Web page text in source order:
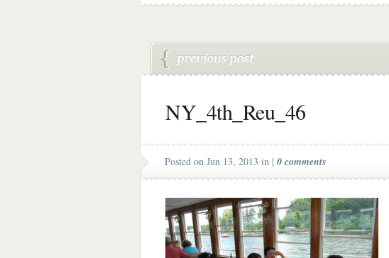
NY_4th_Reu_46
Posted on Jun 13, 2013 in | 0 comments